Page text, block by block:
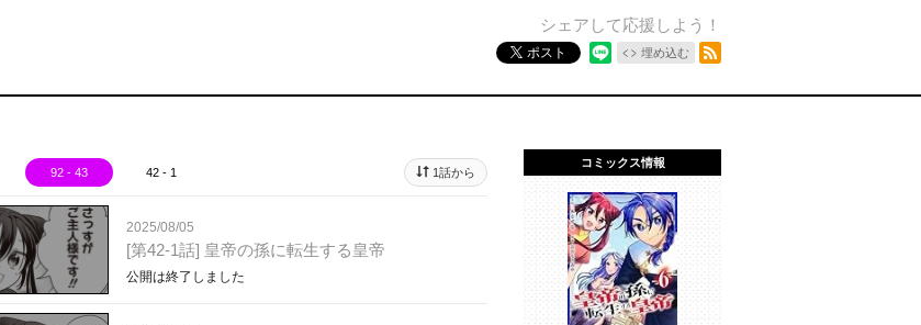
シェアして応援しよう！
ポスト 埋め込む
92 - 43 42 - 1 1話から
2025/08/05
[第42-1話] 皇帝の孫に転生する皇帝
公開は終了しました
コミックス情報